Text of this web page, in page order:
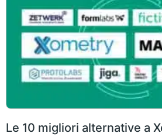
Le 10 migliori alternative a